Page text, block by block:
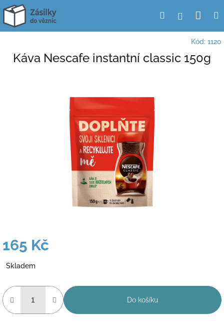
Přejít
obsah
HledatPřihlášení
Kód: 1120
Káva Nescafe instantní classic 150g
165 Kč
cena:
Skladem
Do košíku